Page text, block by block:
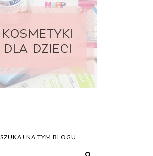
SZUKAJ NA TYM BLOGU